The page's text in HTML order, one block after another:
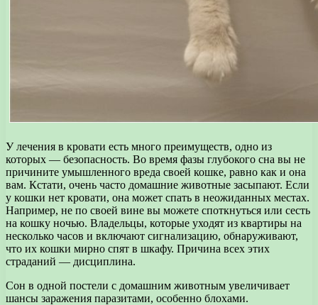
У лечения в кровати есть много преимуществ, одно из
которых — безопасность. Во время фазы глубокого сна вы не
причините умышленного вреда своей кошке, равно как и она
вам. Кстати, очень часто домашние животные засыпают. Если
у кошки нет кровати, она может спать в неожиданных местах.
Например, не по своей вине вы можете споткнуться или сесть
на кошку ночью. Владельцы, которые уходят из квартиры на
несколько часов и включают сигнализацию, обнаруживают,
что их кошки мирно спят в шкафу. Причина всех этих
страданий — дисциплина.
Сон в одной постели с домашним животным увеличивает
шансы заражения паразитами, особенно блохами.